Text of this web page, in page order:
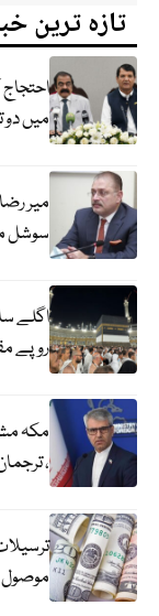
تازہ ترین
احتجاج
میں دو
میر
سوشل
روپے
مکہ
،
موصول